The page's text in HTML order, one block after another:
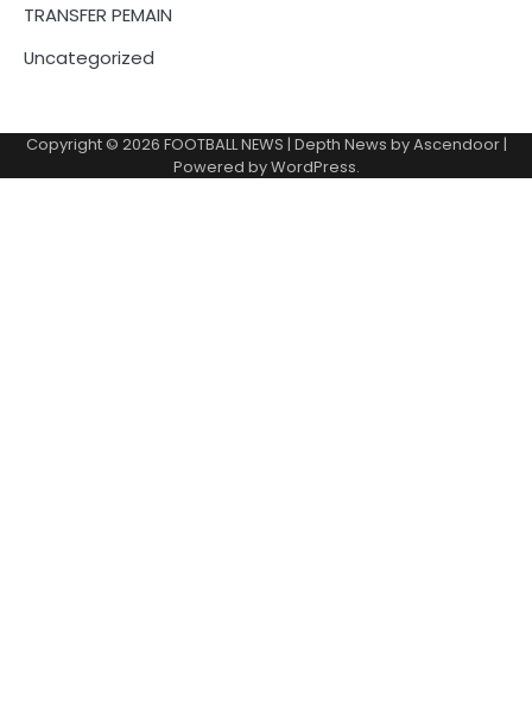
TRANSFER PEMAIN
Uncategorized
Copyright © 2026 FOOTBALL NEWS | Depth News byAscendoor|
Powered byWordPress.